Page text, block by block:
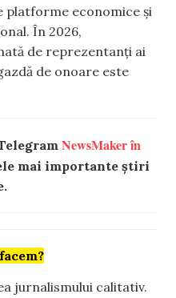
economice și
În 2026,
de reprezentanți ai
de onoare este
NewsMaker în
mai importante știri
jurnalismului calitativ.